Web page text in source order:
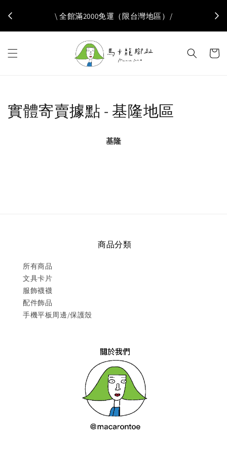
\ 全館滿2000免運（限台灣地區）/
實體寄賣據點 - 基隆地區
基隆
商品分類
所有商品
文具卡片
服飾襪襪
配件飾品
手機平板周邊/保護殼